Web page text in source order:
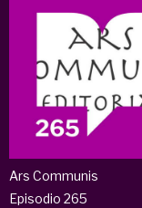
Ars Communis
Episodio 265